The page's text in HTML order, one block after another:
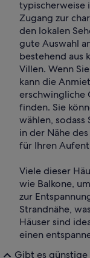
typischerweise
Zugang zur
den lokalen
gute Auswahl
bestehend aus
Villen. Wenn
kann die
erschwingliche
finden. Sie
wählen,
in der Nähe
für Ihren
Viele dieser
wie Balkone,
zur
Strandnähe,
Häuser sind
einen
Gibt es